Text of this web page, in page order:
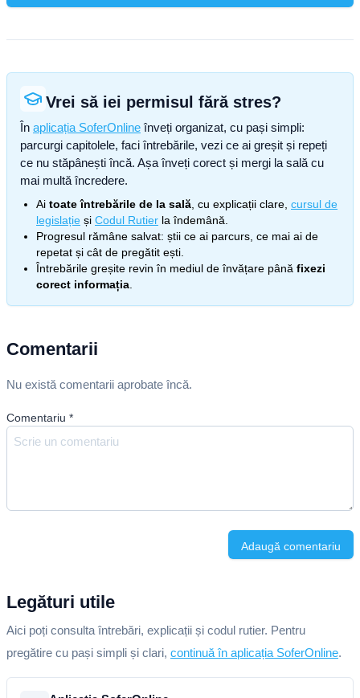
Vrei să iei permisul fără stres?
În aplicația SoferOnline înveți organizat, cu pași simpli:
parcurgi capitolele, faci întrebările, vezi ce ai greșit și repeți
ce nu stăpânești încă. Așa înveți corect și mergi la sală cu
mai multă încredere.
Ai toate întrebările de la sală , cu explicații clare, cursul de
legislație și Codul Rutier la îndemână.
Progresul rămâne salvat: știi ce ai parcurs, ce mai ai de
repetat și cât de pregătit ești.
Întrebările greșite revin în mediul de învățare până fixezi
corect informația
Comentarii
Nu există comentarii aprobate încă.
Comentariu *
Adaugă comentariu
Legături utile
Aici poți consulta întrebări, explicații și codul rutier. Pentru
pregătire cu pași simpli și clari, continuă în aplicația SoferOnline.